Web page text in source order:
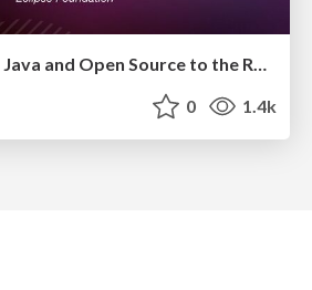
AI in Enterprises - Java and Open Source to the Rescue
0 1.4k